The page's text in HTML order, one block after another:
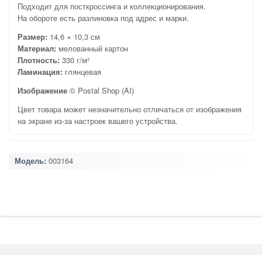
Подходит для посткроссинга и коллекционирования.
На обороте есть разлиновка под адрес и марки.
Размер: 14,6 × 10,3 см
Материал: мелованный картон
Плотность: 330 г/м²
Ламинация: глянцевая
Изображение © Postal Shop (AI)
Цвет товара может незначительно отличаться от изображения
на экране из-за настроек вашего устройства.
Модель: 003164